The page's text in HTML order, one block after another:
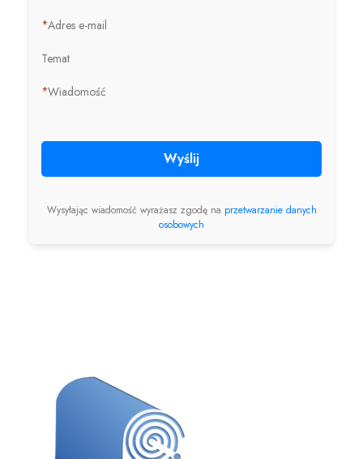
*Adres e-mail
Temat
*Wiadomość
Wyślij
Wysyłając wiadomość wyrażasz zgodę na przetwarzanie danych
osobowych